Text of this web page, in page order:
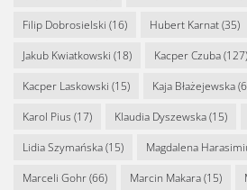
Filip Dobrosielski (16) Hubert Karnat(35)
Jakub Kwiatkowski (18) Kacper Czuba(127)
Kacper Laskowski (15) Kaja Błażejewska
Karol Pius (17) Klaudia Dyszewska(15)
Lidia Szymańska(15) Magdalena
Marceli Gohr(66) Marcin Makara(15)